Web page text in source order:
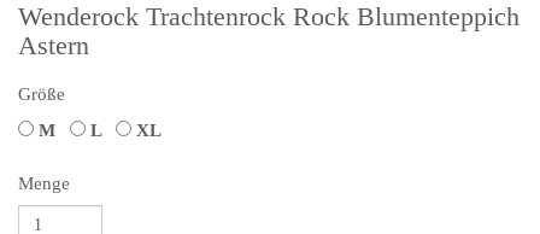
Wenderock Trachtenrock Rock Blumenteppich
Astern
Größe
M
L XL
Menge